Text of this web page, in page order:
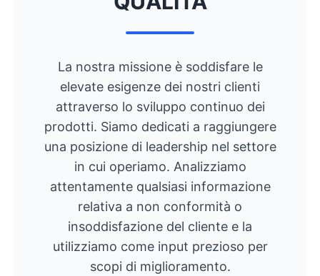
La nostra missione è soddisfare le
elevate esigenze dei nostri clienti
attraverso lo sviluppo continuo dei
prodotti. Siamo dedicati a raggiungere
una posizione di leadership nel settore
in cui operiamo. Analizziamo
attentamente qualsiasi informazione
relativa a non conformità o
insoddisfazione del cliente e la
utilizziamo come input prezioso per
scopi di miglioramento.